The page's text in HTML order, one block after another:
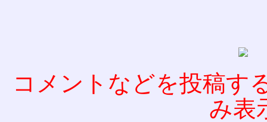
コメントなどを投稿す
み表